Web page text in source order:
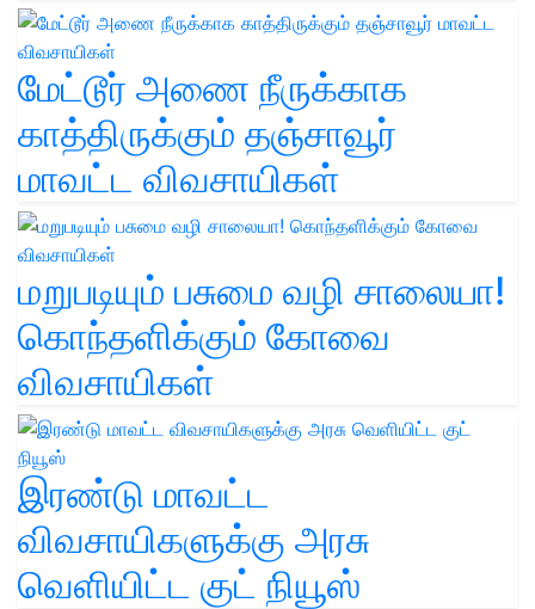
மேட்டூர் அணை நீருக்காக
காத்திருக்கும் தஞ்சாவூர்
மாவட்ட விவசாயிகள்
மறுபடியும் பசுமை வழி சாலையா!
கொந்தளிக்கும் கோவை
விவசாயிகள்
இரண்டு மாவட்ட
விவசாயிகளுக்கு அரசு
வெளியிட்ட குட் நியூஸ்